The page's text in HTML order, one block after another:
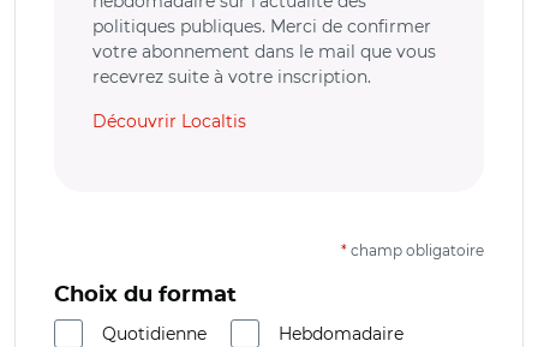
politiques publiques. Merci de confirmer
votre abonnement dans le mail que vous
recevrez suite à votre inscription.
Découvrir Localtis
* champ obligatoire
Choix du format
Quotidienne
Hebdomadaire